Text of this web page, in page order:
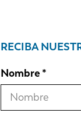
RECIBA
Nombre